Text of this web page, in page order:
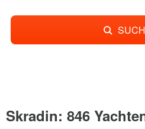
Skradin: 846